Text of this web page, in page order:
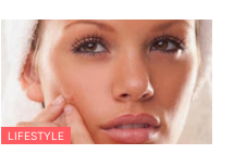
LIFESTYLE